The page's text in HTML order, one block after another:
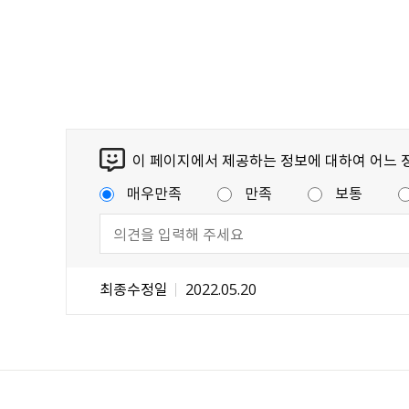
이 페이지에서 제공하는 정보에 대하여 어느
매우만족
만족 보통
최종수정일 2022.05.20